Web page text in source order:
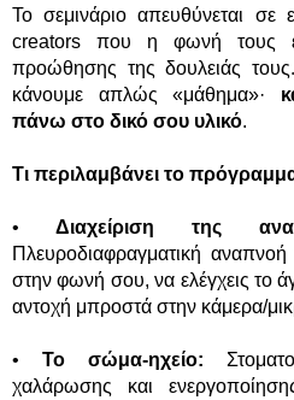
Το σεμινάριο απευθύνεται σε
creators που η φωνή τους
προώθησης της δουλειάς
κάνουμε απλώς «μάθημα»·
πάνω στο δικό σου υλικό.
Τι περιλαμβάνει το
• Διαχείριση της
Πλευροδιαφραγματική
στην φωνή σου, να ελέγχεις το
αντοχή μπροστά στην κάμερα/
• Το σώμα-ηχείο:
χαλάρωσης και